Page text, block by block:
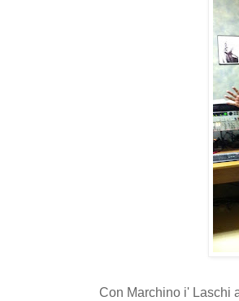
Con Marchino i' Laschi